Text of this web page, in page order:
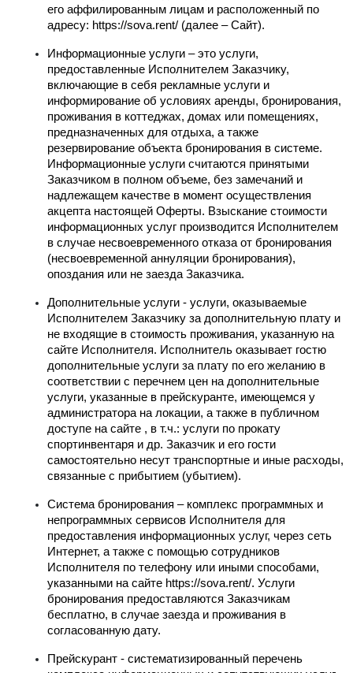
его аффилированным лицам и расположенный по
адресу: https://sova.rent/ (далее – Сайт).
Информационные услуги – это услуги,
предоставленные Исполнителем Заказчику,
включающие в себя рекламные услуги и
информирование об условиях аренды, бронирования,
проживания в коттеджах, домах или помещениях,
предназначенных для отдыха, а также
резервирование объекта бронирования в системе.
Информационные услуги считаются принятыми
Заказчиком в полном объеме, без замечаний и
надлежащем качестве в момент осуществления
акцепта настоящей Оферты. Взыскание стоимости
информационных услуг производится Исполнителем
в случае несвоевременного отказа от бронирования
(несвоевременной аннуляции бронирования),
опоздания или не заезда Заказчика.
Дополнительные услуги - услуги, оказываемые
Исполнителем Заказчику за дополнительную плату и
не входящие в стоимость проживания, указанную на
сайте Исполнителя. Исполнитель оказывает гостю
дополнительные услуги за плату по его желанию в
соответствии с перечнем цен на дополнительные
услуги, указанные в прейскуранте, имеющемся у
администратора на локации, а также в публичном
доступе на сайте , в т.ч.: услуги по прокату
спортинвентаря и др. Заказчик и его гости
самостоятельно несут транспортные и иные расходы,
связанные с прибытием (убытием).
Система бронирования – комплекс программных и
непрограммных сервисов Исполнителя для
предоставления информационных услуг, через сеть
Интернет, а также с помощью сотрудников
Исполнителя по телефону или иными способами,
указанными на сайте https://sova.rent/. Услуги
бронирования предоставляются Заказчикам
бесплатно, в случае заезда и проживания в
согласованную дату.
Прейскурант - систематизированный перечень